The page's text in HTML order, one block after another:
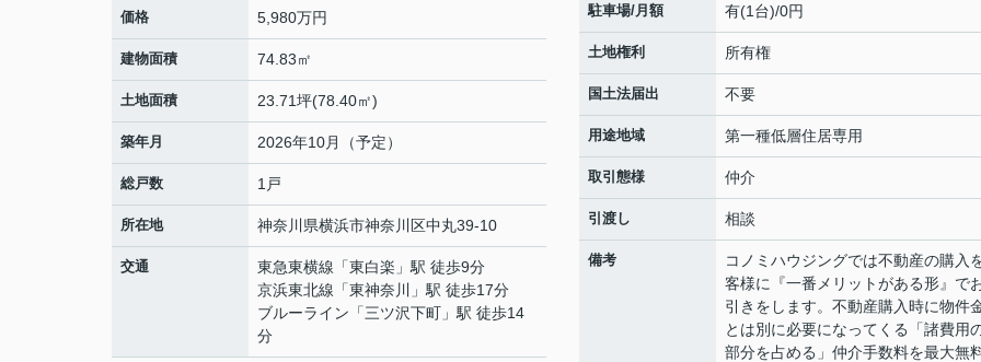
価格 5,980万円
建物面積 74.83㎡
土地面積 23.71坪(78.40㎡)
築年月 2026年10月（予定）
総戸数 1戸
所在地 神奈川県横浜市神奈川区中丸39-10
交通 東急東横線 「東白楽 」駅 徒歩9分
京浜東北線 「東神奈川
」駅 徒歩17分
ブルーライン 「三ツ沢下町 」駅 徒歩14
分
駐車場/月額 有(1台)/0円
土地権利 所有権
国土法届出 不要
用途地域 第一種低層住居専用
取引態様 仲介
引渡し 相談
備考
コノミハウジングでは不動産の購入
客様に『一番メリットがある形』で
引きをします。不動産購入時に物件
とは別に必要になってくる「諸費用
部分を占める」仲介手数料を最大無